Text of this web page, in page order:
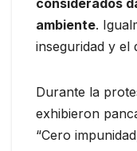
considerados
ambiente.
inseguridad y el
Durante la
exhibieron
“Cero